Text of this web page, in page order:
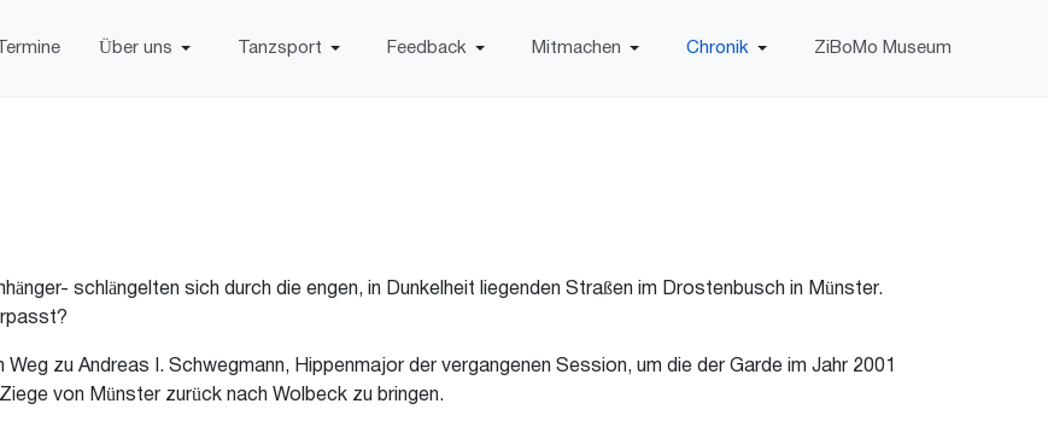
Termine Über uns Tanzsport Feedback Mitmachen Chronik ZiBoMo Museum
schlängelten sich durch die engen, in Dunkelheit liegenden Straßen im Drostenbusch in Münster.
zu Andreas I. Schwegmann, Hippenmajor der vergangenen Session, um die der Garde im Jahr 2001
von Münster zurück nach Wolbeck zu bringen.